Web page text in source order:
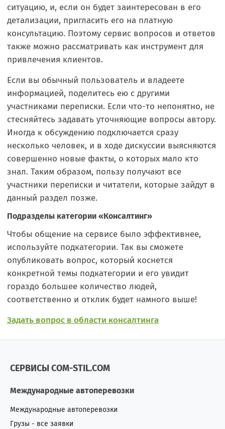
ситуацию, и, если он будет заинтересован в его
детализации, пригласить его на платную
консультацию. Поэтому сервис вопросов и ответов
также можно рассматривать как инструмент для
привлечения клиентов.
Если вы обычный пользователь и владеете
информацией, поделитесь ею с другими
участниками переписки. Если что-то непонятно, не
стесняйтесь задавать уточняющие вопросы автору.
Иногда к обсуждению подключается сразу
несколько человек, и в ходе дискуссии выясняются
совершенно новые факты, о которых мало кто
знал. Таким образом, пользу получают все
участники переписки и читатели, которые зайдут в
данный раздел позже.
Подразделы категории «Консалтинг»
Чтобы общение на сервисе было эффективнее,
используйте подкатегории. Так вы сможете
опубликовать вопрос, который коснется
конкретной темы подкатегории и его увидит
гораздо большее количество людей,
соответственно и отклик будет намного выше!
Задать вопрос в области консалтинга
СЕРВИСЫ COM-STIL.COM
Международные автоперевозки
Международные автоперевозки
Грузы - все заявки